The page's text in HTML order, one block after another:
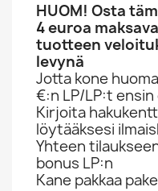
HUOM! Osta
4 euroa
tuotteen
levynä
Jotta kone
€:n LP/LP:t
Kirjoita
löytääksesi
Yhteen
bonus LP:n
Kane pakkaa